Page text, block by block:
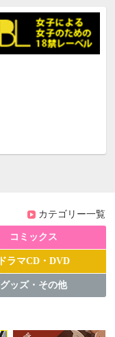
カテゴリー一覧
コミックス
ドラマCD・DVD
グッズ・その他